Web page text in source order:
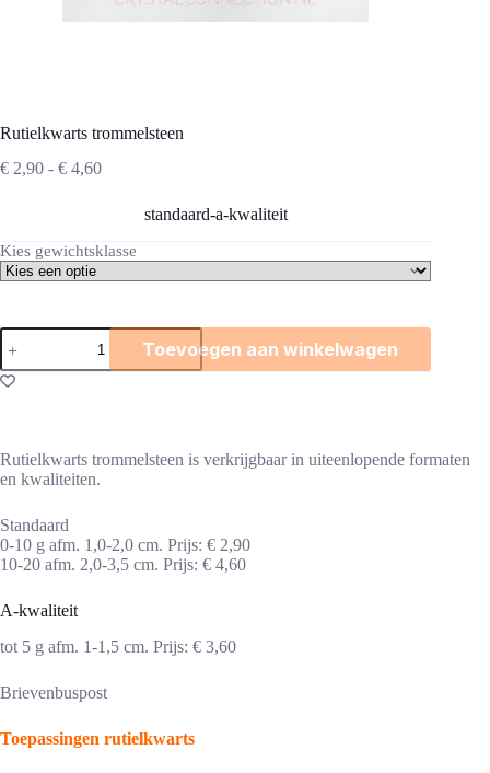
Rutielkwarts trommelsteen
€ 2,90 - € 4,60Prijsklasse:
standaard-a-kwaliteit
Kies gewichtsklasse
Rutielkwarts
trommelsteen
aantal
Toevoegen aan winkelwagen
Rutielkwarts trommelsteen is verkrijgbaar in uiteenlopende formaten
en kwaliteiten.
Standaard
0-10 g afm. 1,0-2,0 cm. Prijs: € 2,90
10-20 afm. 2,0-3,5 cm. Prijs: € 4,60
A-kwaliteit
tot 5 g afm. 1-1,5 cm. Prijs: € 3,60
Brievenbuspost
Toepassingen rutielkwarts